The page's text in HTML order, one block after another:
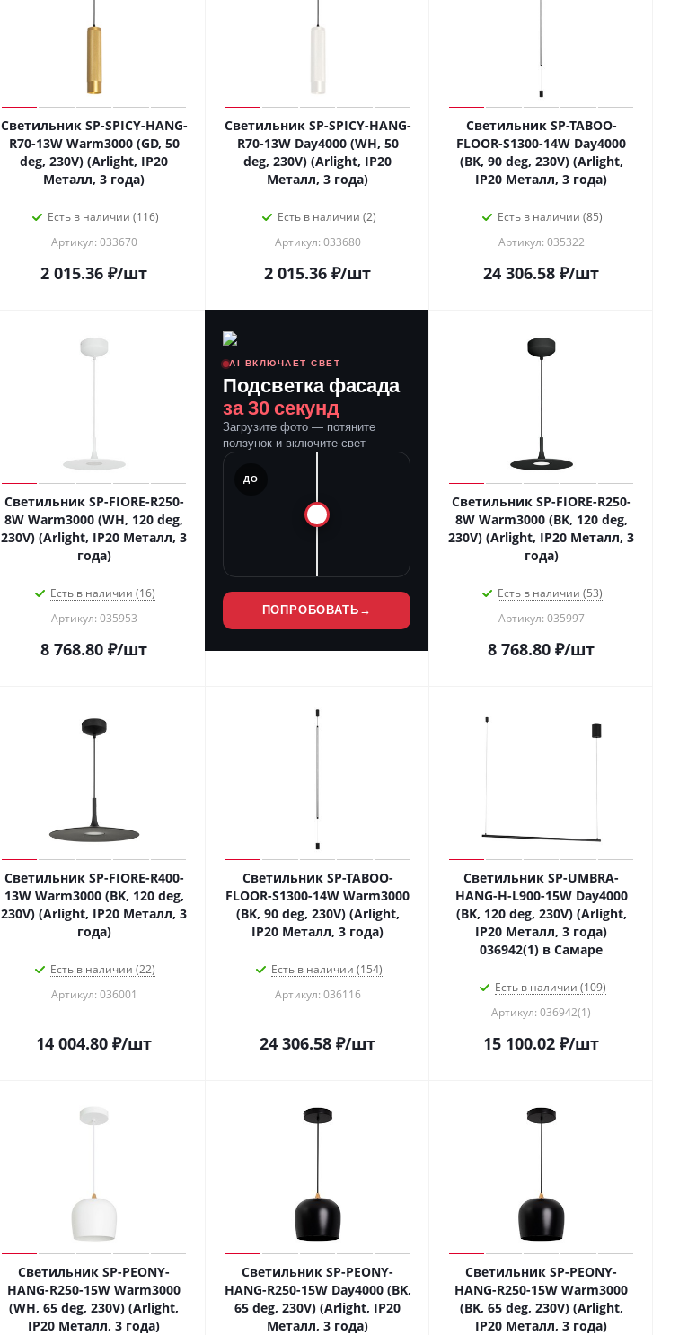
Светильник SP-SPICY-HANG-
R70-13W Warm3000 (GD, 50
deg, 230V) (Arlight, IP20
Металл, 3 года)
Есть в наличии (116)
Артикул: 033670
2 015.36 ₽/шт
Светильник SP-SPICY-HANG-
R70-13W Day4000 (WH, 50
deg, 230V) (Arlight, IP20
Металл, 3 года)
Есть в наличии (2)
Артикул: 033680
2 015.36 ₽/шт
Светильник SP-TABOO-
FLOOR-S1300-14W Day4000
(BK, 90 deg, 230V) (Arlight,
IP20 Металл, 3 года)
Есть в наличии (85)
Артикул: 035322
24 306.58 ₽/шт
Светильник SP-FIORE-R250-
8W Warm3000 (WH, 120 deg,
230V) (Arlight, IP20 Металл, 3
года)
Есть в наличии (16)
Артикул: 035953
8 768.80 ₽/шт
AI ВКЛЮЧАЕТ СВЕТ
Подсветка фасада
за 30 секунд
Загрузите фото — потяните
ползунок и включите свет
ДО
ПОПРОБОВАТЬ →
Светильник SP-FIORE-R250-
8W Warm3000 (BK, 120 deg,
230V) (Arlight, IP20 Металл, 3
года)
Есть в наличии (53)
Артикул: 035997
8 768.80 ₽/шт
Светильник SP-FIORE-R400-
13W Warm3000 (BK, 120 deg,
230V) (Arlight, IP20 Металл, 3
года)
Есть в наличии (22)
Артикул: 036001
14 004.80 ₽/шт
Светильник SP-TABOO-
FLOOR-S1300-14W Warm3000
(BK, 90 deg, 230V) (Arlight,
IP20 Металл, 3 года)
Есть в наличии (154)
Артикул: 036116
24 306.58 ₽/шт
Светильник SP-UMBRA-
HANG-H-L900-15W Day4000
(BK, 120 deg, 230V) (Arlight,
IP20 Металл, 3 года)
036942(1) в Самаре
Есть в наличии (109)
Артикул: 036942(1)
15 100.02 ₽/шт
Светильник SP-PEONY-
HANG-R250-15W Warm3000
(WH, 65 deg, 230V) (Arlight,
IP20 Металл, 3 года)
Светильник SP-PEONY-
HANG-R250-15W Day4000 (BK,
65 deg, 230V) (Arlight, IP20
Металл, 3 года)
Светильник SP-PEONY-
HANG-R250-15W Warm3000
(BK, 65 deg, 230V) (Arlight,
IP20 Металл, 3 года)